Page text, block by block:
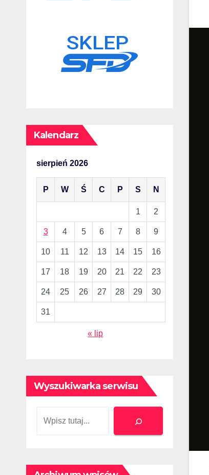
Kalendarz
sierpień 2026
P W Ś C P S N
1 2
3 4 5 6 7 8 9
10 11 12 13 14 15 16
17 18 19 20 21 22 23
24 25 26 27 28 29 30
31
« lip
Wyszukiwarka serwisu
Szukaj